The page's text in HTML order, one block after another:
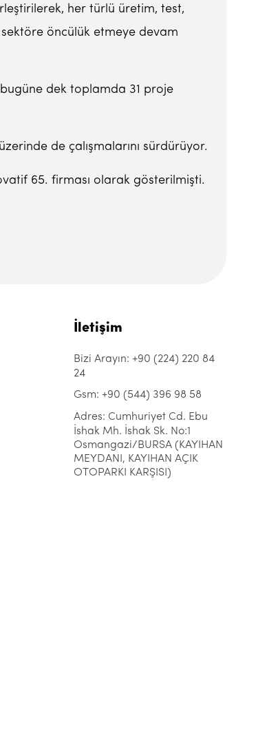
her türlü üretim, test,
öncülük etmeye devam
dek toplamda 31 proje
de çalışmalarını sürdürüyor.
65. firması olarak gösterilmişti.
İletişim
Bizi Arayın: +90 (224) 220 84
24
Gsm: +90 (544) 396 98 58
Adres: Cumhuriyet Cd. Ebu
İshak Mh. İshak Sk. No:1
Osmangazi/BURSA (KAYIHAN
MEYDANI, KAYIHAN AÇIK
OTOPARKI KARŞISI)